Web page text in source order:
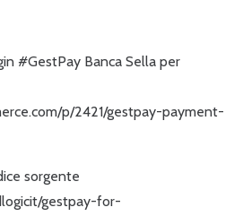
#GestPay Banca Sella per
p/2421/gestpay-payment-
sorgente
gestpay-for-